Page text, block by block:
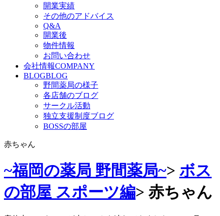
開業実績
その他のアドバイス
Q&A
開業後
物件情報
お問い合わせ
会社情報COMPANY
BLOGBLOG
野間薬局の様子
各店舗のブログ
サークル活動
独立支援制度ブログ
BOSSの部屋
赤ちゃん
~福岡の薬局 野間薬局~> ボス
の部屋 スポーツ編> 赤ちゃん